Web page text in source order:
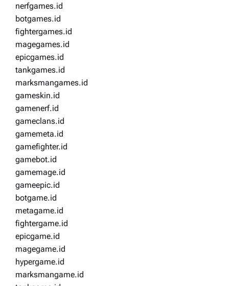
nerfgames.id
botgames.id
fightergames.id
magegames.id
epicgames.id
tankgames.id
marksmangames.id
gameskin.id
gamenerf.id
gameclans.id
gamemeta.id
gamefighter.id
gamebot.id
gamemage.id
gameepic.id
botgame.id
metagame.id
fightergame.id
epicgame.id
magegame.id
hypergame.id
marksmangame.id